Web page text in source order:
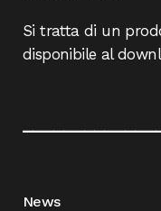
Si tratta di un
disponibile al
News